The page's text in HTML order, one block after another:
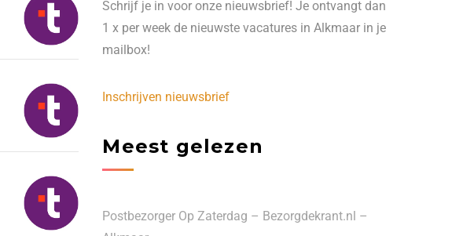
Schrijf je in voor onze nieuwsbrief! Je ontvangt dan
1 x per week de nieuwste vacatures in Alkmaar in je
mailbox!
Inschrijven nieuwsbrief
Meest gelezen
Postbezorger Op Zaterdag – Bezorgdekrant.nl –